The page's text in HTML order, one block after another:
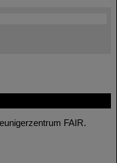
FAIR.